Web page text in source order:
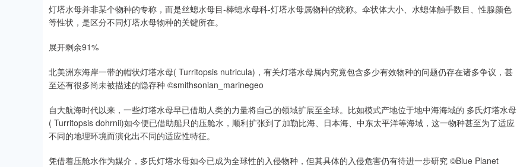
灯塔水母并非某个物种的专称，而是丝螅水母目-棒螅水母科-灯塔水母属物种的统称。伞状体大小、水螅体触手数目、性腺颜色
等性状，是区分不同灯塔水母物种的关键所在。
展开剩余91%
北美洲东海岸一带的帽状灯塔水母( Turritopsis nutricula)，有关灯塔水母属内究竟包含多少有效物种的问题仍存在诸多争议，甚
至还有很多尚未被描述的隐存种 ©smithsonian_marinegeo
自大航海时代以来，一些灯塔水母早已借助人类的力量将自己的领域扩展至全球。比如模式产地位于地中海海域的 多氏灯塔水母
( Turritopsis dohrnii)如今便已借助船只的压舱水，顺利扩张到了加勒比海、日本海、中东太平洋等海域，这一物种甚至为了适应
不同的地理环境而演化出不同的适应性特征。
凭借着压舱水作为媒介，多氏灯塔水母如今已成为全球性的入侵物种，但其具体的入侵危害仍有待进一步研究 ©Blue Planet